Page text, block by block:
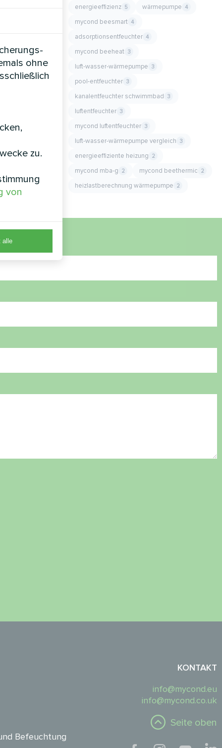
energieeffizienz 5 wärmepumpe 4
mycond beesmart 4
adsorptionsentfeuchter 4
mycond beeheat 3
luft-wasser-wärmepumpe 3
pool-entfeuchter 3
kanalentfeuchter schwimmbad 3
luftentfeuchter 3
mycond luftentfeuchter 3
luft-wasser-wärmepumpe vergleich 3
energieeffiziente heizung 2
mycond mba-g 2 mycond beethermic 2
heizlastberechnung wärmepumpe 2
Befeuchtung
KONTAKT
info@mycond.eu
info@mycond.co.uk
Seite oben
ohne
zu.
von
alle